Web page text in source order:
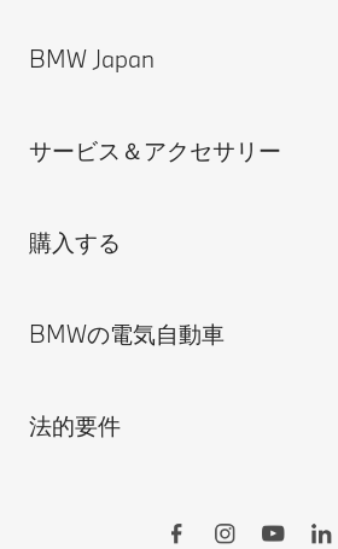
カスタマー・サポート＆お問い合わせ
見積依頼
ディーラー検索
BMW Japan
会社概要
BMW正規ディーラー採用情報
BMWのCSR活動
BMW Motorrad
サービス＆アクセサリー
BMW Service
BMW純正アクセサリー
BMWタイヤ＆ホイール
購入する
ご購入の前に
新車在庫検索
BMWの電気自動車
BMWの電気自動車
法的要件